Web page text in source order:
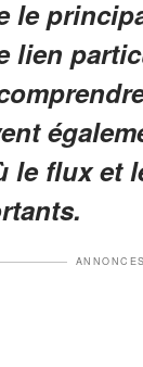
le
lien
le flux et
ANNONCES